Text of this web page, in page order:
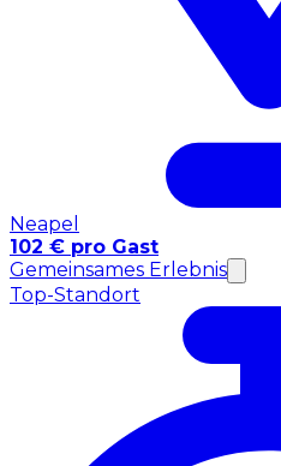
Neapel
102 € pro Gast
Gemeinsames Erlebnis
Top-Standort